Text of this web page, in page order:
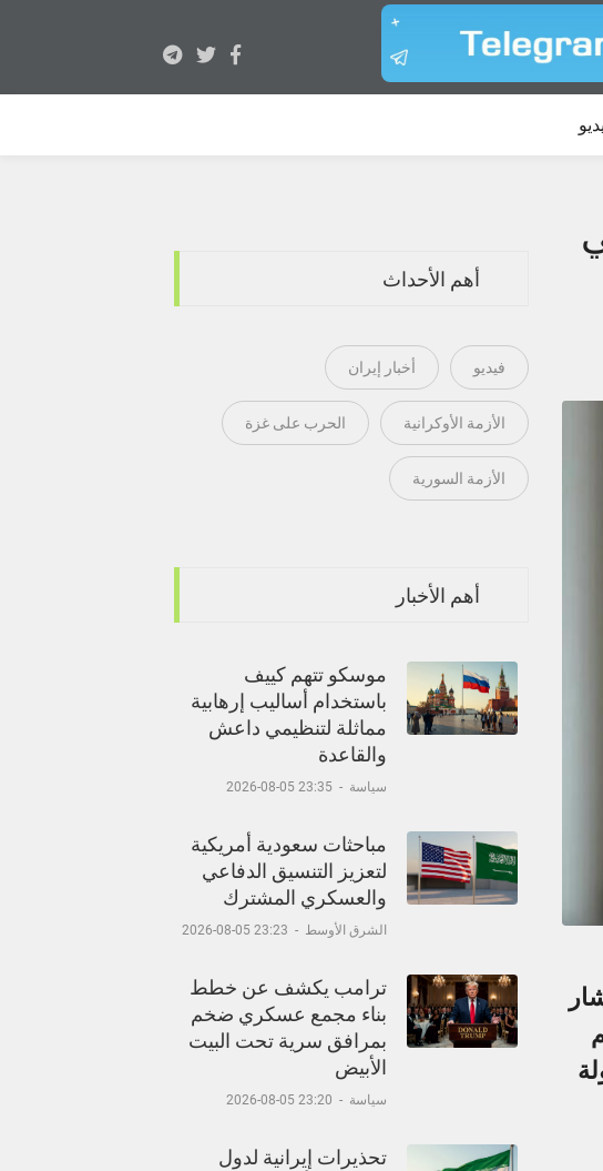
أهم الأحداث
فيديو أخبار إيران
الأزمة الأوكرانية الحرب على غزة
الأزمة السورية
أهم الأخبار
موسكو تتهم كييف
باستخدام أساليب إرهابية
مماثلة لتنظيمي داعش
والقاعدة
سياسة -
23:35 05-08-2026
مباحثات سعودية أمريكية
لتعزيز التنسيق الدفاعي
والعسكري المشترك
الشرق الأوسط -
23:23 05-08-2026
ترامب يكشف عن خطط
بناء مجمع عسكري ضخم
بمرافق سرية تحت البيت
الأبيض
سياسة -
23:20 05-08-2026
تحذيرات إيرانية لدول